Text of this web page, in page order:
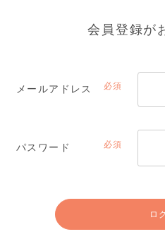
会員登録が
メールアドレス
パスワード
ロ